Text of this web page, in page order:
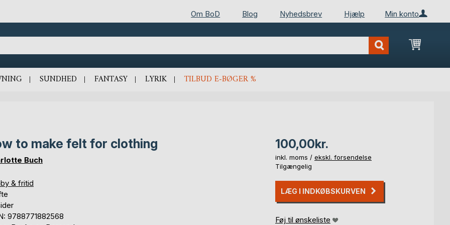
Min konto
Om BoD Blog Nyhedsbrev Hjælp
Min
SUNDHED FANTASY LYRIK TILBUD E-BØGER %
to make felt for clothing
Buch
& fritid
9788771882568
100,00kr.
inkl. moms / ekskl. forsendelse
Tilgængelig
LÆG I INDKØBSKURVEN
Føj til ønskeliste